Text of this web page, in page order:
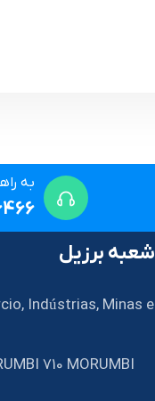
به
شعبه برزیل
Indústrias, Minas e
710 MORUMBI